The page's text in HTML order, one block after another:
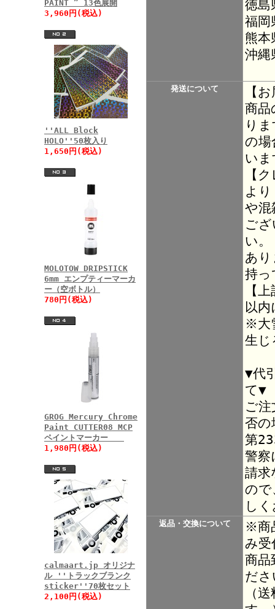
PAINT ” 13色展開
3,960円(税込)
''ALL Block
HOLO''50枚入り
1,650円(税込)
MOLOTOW DRIPSTICK
6mm エンプティーマーカ
ー（空ボトル）
780円(税込)
GROG Mercury Chrome
Paint CUTTER08 MCP
ペイントマーカー
1,980円(税込)
calmaart.jp オリジナ
ル ''トラックブランク
sticker''70枚セット
2,100円(税込)
徳
福
熊
沖縄
発送について
【
商品
り
の場
い
【
よ
や混
ご
い
あ
持っ
【
以内
※大
生じ
▼代
て▼
ご
否の
第
警察
請求
ので
し
返品・交換について
※商
み受
商品
だ
（